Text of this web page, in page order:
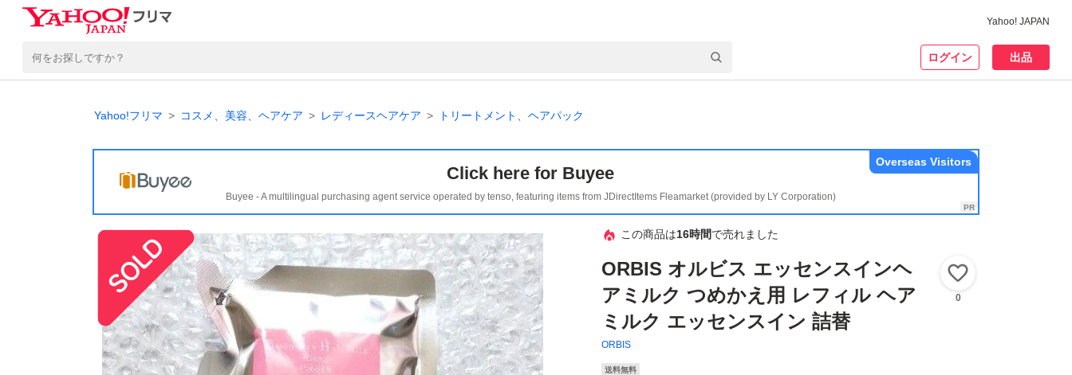
Yahoo! JAPAN
ログイン 出品
Yahoo!フリマ コスメ、美容、ヘアケア レディースヘアケア トリートメント、ヘアパック
Click here for Buyee
Buyee - A multilingual purchasing agent service operated by tenso, featuring items from JDirectItems Fleamarket (provided by LY Corporation)
Overseas Visitors
この商品は16時間で売れました
ORBIS オルビス エッセンスインヘ
アミルク つめかえ用 レフィル ヘア
ミルク エッセンスイン 詰替
ORBIS
0
送料無料